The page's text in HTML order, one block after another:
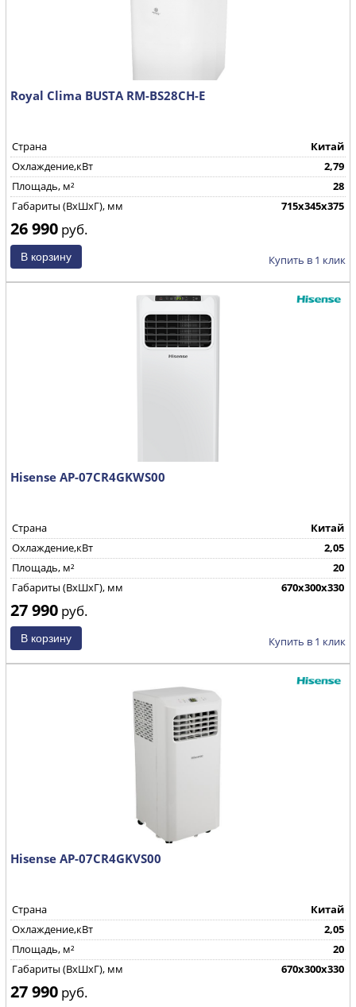
Royal Clima BUSTA RM-BS28CH-E
Страна
Китай
Охлаждение,кВт
2,79
Площадь, м²
28
Габариты (ВхШхГ), мм
715x345x375
26 990 руб.
Купить в 1 клик
Hisense AP-07CR4GKWS00
Страна
Китай
Охлаждение,кВт
2,05
Площадь, м²
20
Габариты (ВхШхГ), мм
670х300х330
27 990 руб.
Купить в 1 клик
Hisense AP-07CR4GKVS00
Страна
Китай
Охлаждение,кВт
2,05
Площадь, м²
20
Габариты (ВхШхГ), мм
670х300х330
27 990 руб.